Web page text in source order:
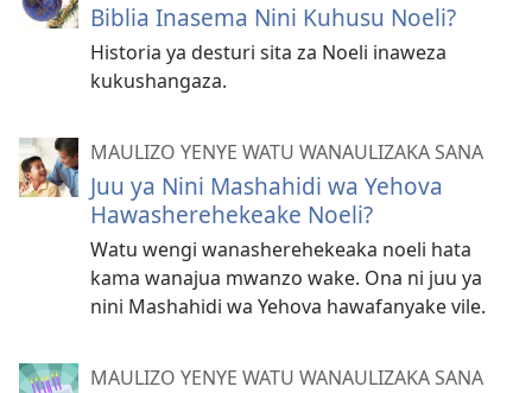
Biblia Inasema Nini Kuhusu Noeli?
Historia ya desturi sita za Noeli inaweza
kukushangaza.
MAULIZO YENYE WATU WANAULIZAKA SANA
Juu ya Nini Mashahidi wa Yehova
Hawasherehekeake Noeli?
Watu wengi wanasherehekeaka noeli hata
kama wanajua mwanzo wake. Ona ni juu ya
nini Mashahidi wa Yehova hawafanyake vile.
MAULIZO YENYE WATU WANAULIZAKA SANA